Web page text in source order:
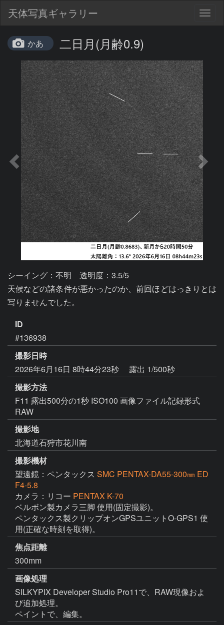
天体写真ギャラリー
かあ 二日月(月齢0.9)
シーイング：不明　透明度：3.5/5
天候などの諸条件が悪かったのか、前回ほどはっきりとは
写りませんでした。
ID
#136938
撮影日時
2026年6月16日 8時44分23秒
露出 1/500秒
撮影方法
F11 露出500分の1秒 ISO100 画像ファイル記録形式
RAW
撮影地
北海道石狩市花川南
撮影機材
望遠鏡：ペンタックス SMC PENTAX-DA55-300㎜ ED
F4-5.8
カメラ：リコー PENTAX K-70
ベルボン製カメラ三脚 使用(固定撮影)。
ペンタックス製クリップオンGPSユニットO-GPS1 使
用(正確な時刻を取得)。
焦点距離
300mm
画像処理
SILKYPIX Developer Studio Pro11で、RAW現像およ
び追加処理。
ペイントで、編集。